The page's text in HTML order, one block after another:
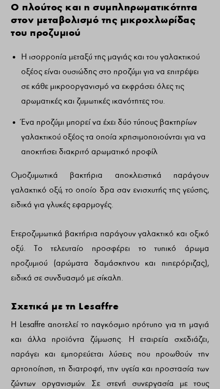
Ο πλούτος και η συμπληρωματικότητα
στον μεταβολισμό της μικροχλωρίδας
του προζυμιού
Η ισορροπία μεταξύ της μαγιάς και του γαλακτικού
οξέος είναι ουσιώδης στο προζύμι για να επιτρέψει
σε κάθε μικροοργανισμό να εκφράσει όλες τις
αρωματικές και ζυμωτικές ικανότητες του.
Ένα προζύμι μπορεί να έχει δύο τύπους βακτηρίων
γαλακτικού οξέος τα οποία χρησιμοποιούνται για να
αποκτήσει διακριτό αρωματικό προφίλ
Ομοζυμωτικά βακτήρια αποκλειστικά παράγουν
γαλακτικό οξύ, το οποίο δρα σαν ενισχυτής της γεύσης,
ειδικά για γλυκές εφαρμογές.
Ετεροζυμωτικά βακτήρια παράγουν γαλακτικό και οξικό
οξύ. Το τελευταίο προσφέρει το τυπικό άρωμα
προζυμιού (αρώματα δαμάσκηνου και πιπερόριζας),
ειδικά σε συνδυασμό με σίκαλη.
Σχετικά με τη Lesaffre
Η Lesaffre αποτελεί το παγκόσμιο πρότυπο για τη μαγιά
και άλλα προϊόντα ζύμωσης. Η εταιρεία σχεδιάζει,
παράγει και εμπορεύεται λύσεις που προωθούν την
αρτοποίηση, τη διατροφή, την υγεία και προστασία των
ζώντων οργανισμών. Σε στενή συνεργασία με τους